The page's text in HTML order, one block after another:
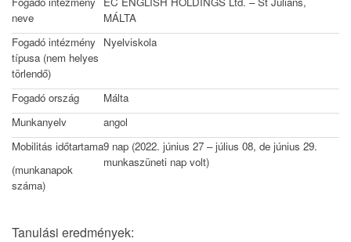
neve
MÁLTA
Fogadó intézmény
típusa (nem helyes
törlendő)
Nyelviskola
Fogadó ország
Málta
Munkanyelv
angol
Mobilitás időtartama
(munkanapok
száma)
9 nap (2022. június 27 – július 08, de június 29.
munkaszüneti nap volt)
Tanulási eredmények: